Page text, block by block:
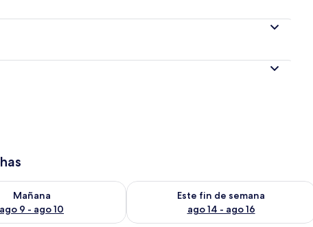
Mañana
ago 9 - ago 10
para mañana ago 9 - ago 10
Este fin de semana
ago 14 - ago 16
Consulta la disponibilidad para este